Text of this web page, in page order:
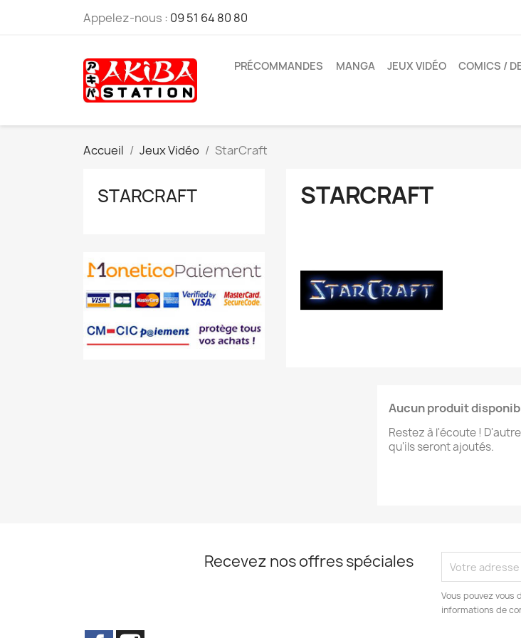
Appelez-nous : 09 51 64 80 80
PRÉCOMMANDES MANGA JEUX VIDÉO COMICS /
Accueil Jeux Vidéo StarCraft
STARCRAFT STARCRAFT
Aucun produit
Restez à l'écoute !
qu'ils seront ajoutés.
Recevez nos offres spéciales
Vous pouvez vous
informations de